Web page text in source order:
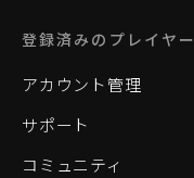
登録済みのプレイヤー
アカウント管理
サポート
コミュニティ